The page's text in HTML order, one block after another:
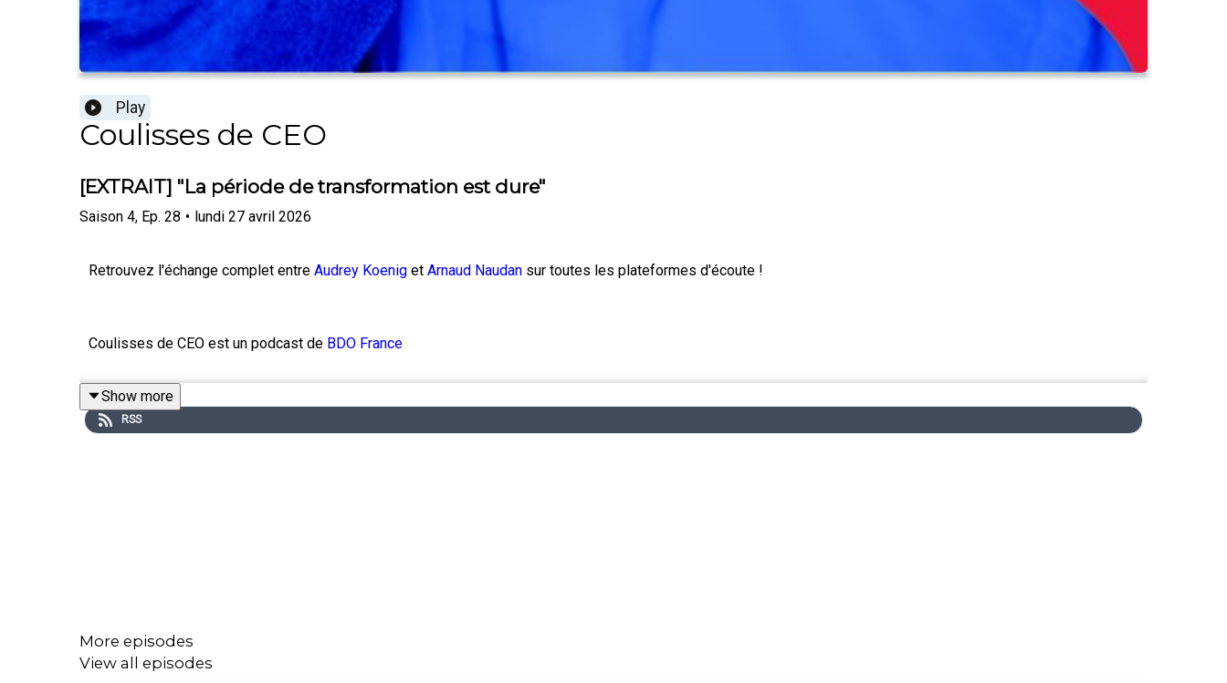
Play
Coulisses de CEO
[EXTRAIT] "La période de transformation est dure"
Saison 4, Ep. 28 • lundi 27 avril 2026
Retrouvez l'échange complet entre Audrey Koenig et Arnaud Naudan sur toutes les plateformes d'écoute !
Coulisses de CEO est un podcast de BDO France
Show more
RSS
More episodes
View all episodes